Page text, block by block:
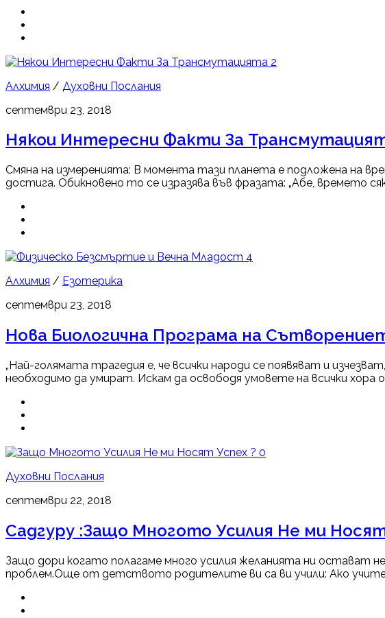
2
Алхимия / Духовни Послания
септември 23, 2018
Някои Интересни Факти За
Смяна на измеренията: В момента тази планета е подложена на
достига. Обикновено то се изразява във фразата: „Абе, времето
4
Алхимия / Езотерика
септември 23, 2018
Нова Биологична Програма на
„Най-голямата трагедия е, че всички народи се появяват и
необходимо да умират. Искам да освободя умовете на всички хора
0
Духовни Послания
септември 22, 2018
Садгуру :Защо Многото Усилия Не ми Носят
Защо дори когато полагаме много усилия желанията ни остават
проблем.Още от детството родителите ви са ви учили: Ако учите